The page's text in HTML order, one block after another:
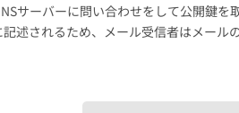
サーバーに問い合わせをして公開鍵を
述されるため、メール受信者はメール